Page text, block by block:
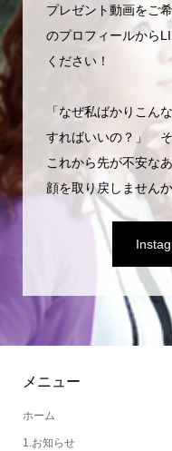
プレゼント動画をご
のプロフィールから
ください！
「なぜ私ばかりこん
すればいいの？」 そ
これから先が不安な
顔を取り戻しません
メニュー
ホーム
1.お知らせ